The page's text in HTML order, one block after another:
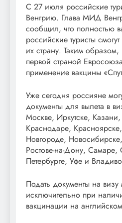
С 27 июля российские
Венгрию. Глава МИД
сообщил, что полностью
российские туристы
их страну. Таким образом,
первой страной
применение вакцины
Уже сегодня россияне
документы для вылета в
Москве, Иркутске,
Краснодаре,
Новгороде,
Ростове-на-Дону, Самаре,
Петербурге, Уфе и
Подать документы на
исключительно при
вакцинации на